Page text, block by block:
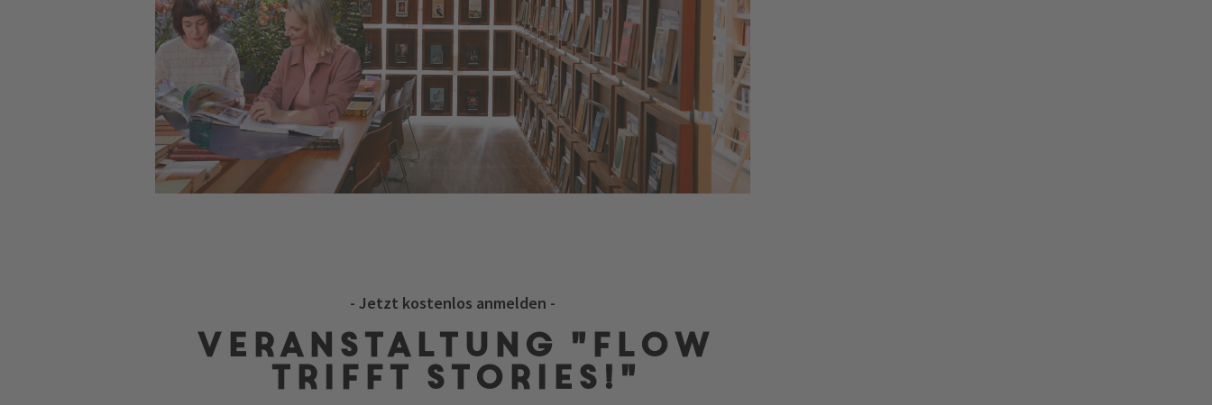
- Jetzt kostenlos anmelden -
Veranstaltung "FLOW
trifft stories!"